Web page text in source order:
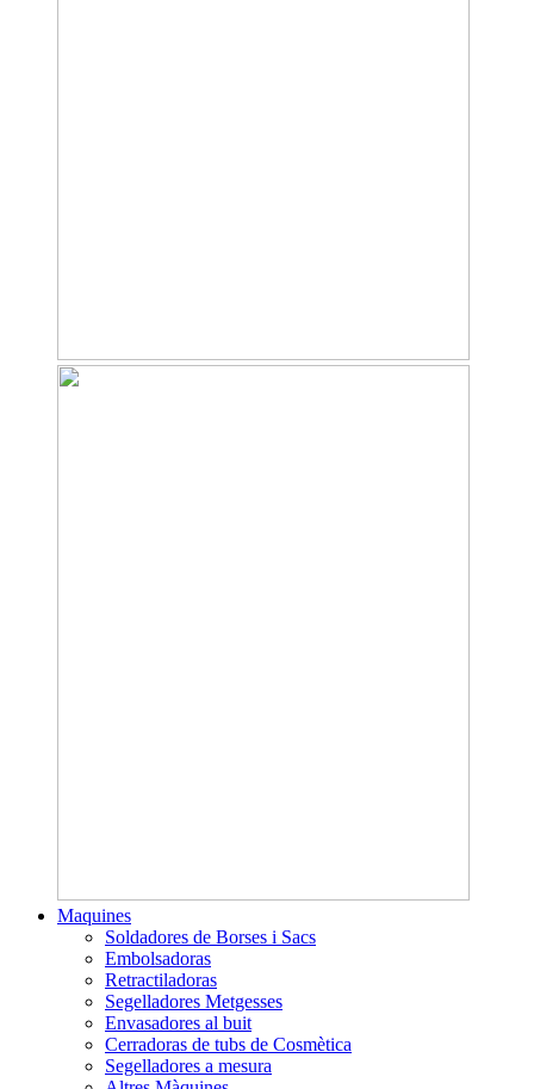
Maquines
Soldadores de Borses i Sacs
Embolsadoras
Retractiladoras
Segelladores Metgesses
Envasadores al buit
Cerradoras de tubs de Cosmètica
Segelladores a mesura